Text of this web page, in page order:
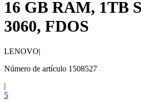
16 GB RAM, 1TB
3060, FDOS
LENOVO|
Número de artículo 1508527
|
5